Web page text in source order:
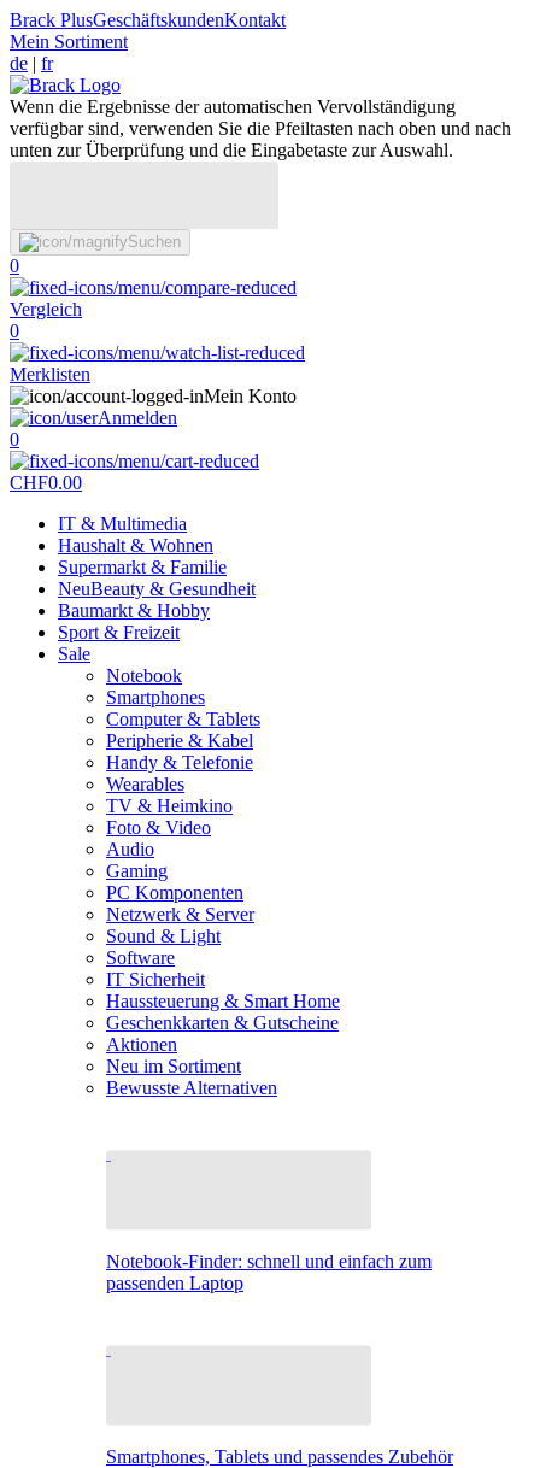
Brack PlusGeschäftskundenKontakt
Mein Sortiment
de | fr
Wenn die Ergebnisse der automatischen Vervollständigung
verfügbar sind, verwenden Sie die Pfeiltasten nach oben und nach
unten zur Überprüfung und die Eingabetaste zur Auswahl.
Suchen
0
Vergleich
0
Merklisten
Mein Konto
Anmelden
0
CHF0.00
IT & Multimedia
Haushalt & Wohnen
Supermarkt & Familie
NeuBeauty & Gesundheit
Baumarkt & Hobby
Sport & Freizeit
Sale
Notebook
Smartphones
Computer & Tablets
Peripherie & Kabel
Handy & Telefonie
Wearables
TV & Heimkino
Foto & Video
Audio
Gaming
PC Komponenten
Netzwerk & Server
Sound & Light
Software
IT Sicherheit
Haussteuerung & Smart Home
Geschenkkarten & Gutscheine
Aktionen
Neu im Sortiment
Bewusste Alternativen
Notebook-Finder: schnell und einfach zum
passenden Laptop
Smartphones, Tablets und passendes Zubehör